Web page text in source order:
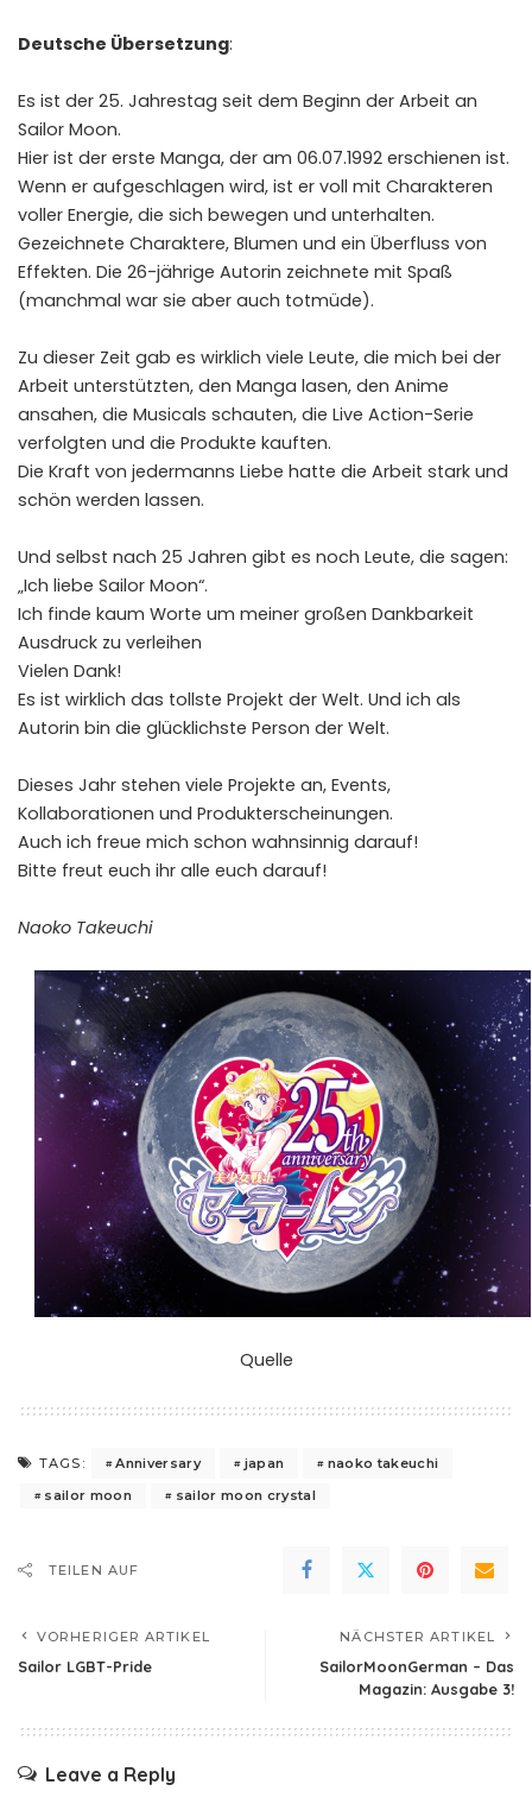
Deutsche Übersetzung:
Es ist der 25. Jahrestag seit dem Beginn der Arbeit an
Sailor Moon.
Hier ist der erste Manga, der am 06.07.1992 erschienen ist.
Wenn er aufgeschlagen wird, ist er voll mit Charakteren
voller Energie, die sich bewegen und unterhalten.
Gezeichnete Charaktere, Blumen und ein Überfluss von
Effekten. Die 26-jährige Autorin zeichnete mit Spaß
(manchmal war sie aber auch totmüde).
Zu dieser Zeit gab es wirklich viele Leute, die mich bei der
Arbeit unterstützten, den Manga lasen, den Anime
ansahen, die Musicals schauten, die Live Action-Serie
verfolgten und die Produkte kauften.
Die Kraft von jedermanns Liebe hatte die Arbeit stark und
schön werden lassen.
Und selbst nach 25 Jahren gibt es noch Leute, die sagen:
„Ich liebe Sailor Moon“.
Ich finde kaum Worte um meiner großen Dankbarkeit
Ausdruck zu verleihen
Vielen Dank!
Es ist wirklich das tollste Projekt der Welt. Und ich als
Autorin bin die glücklichste Person der Welt.
Dieses Jahr stehen viele Projekte an, Events,
Kollaborationen und Produkterscheinungen.
Auch ich freue mich schon wahnsinnig darauf!
Bitte freut euch ihr alle euch darauf!
Naoko Takeuchi
Quelle
TAGS: Anniversary japan
naoko takeuchi
sailor moon
sailor moon crystal
TEILEN AUF
VORHERIGER ARTIKEL
Sailor LGBT-Pride
NÄCHSTER ARTIKEL
SailorMoonGerman – Das
Magazin: Ausgabe 3!
Leave a Reply